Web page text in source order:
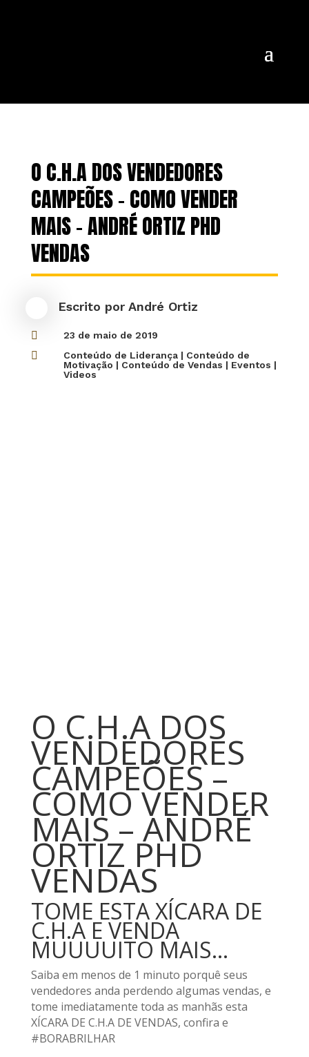
O C.H.A DOS VENDEDORES
CAMPEÕES – COMO VENDER
MAIS – ANDRÉ ORTIZ PHD
VENDAS
Escrito por André Ortiz
 23 de maio de 2019
 Conteúdo de Liderança| Conteúdo de
Motivação | Conteúdo de Vendas | Eventos |
Videos
O C.H.A DOS
VENDEDORES
CAMPEÕES –
COMO VENDER
MAIS – ANDRÉ
ORTIZ PHD
VENDAS
TOME ESTA XÍCARA DE
C.H.A E VENDA
MUUUUITO MAIS…
Saiba em menos de 1 minuto porquê seus
vendedores anda perdendo algumas vendas, e
tome imediatamente toda as manhãs esta
XÍCARA DE C.H.A DE VENDAS, confira e
#BORABRILHAR